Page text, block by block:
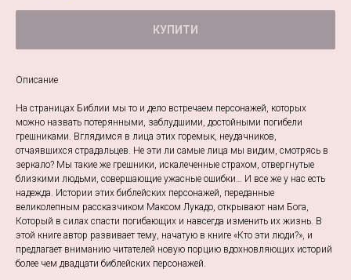
КУПИТИ
Описание
На страницах Библии мы то и дело встречаем персонажей, которых
можно назвать потерянными, заблудшими, достойными погибели
грешниками. Вглядимся в лица этих горемык, неудачников,
отчаявшихся страдальцев. Не эти ли самые лица мы видим, смотрясь в
зеркало? Мы такие же грешники, искалеченные страхом, отвергнутые
близкими людьми, совершающие ужасные ошибки… И все же у нас есть
надежда. Истории этих библейских персонажей, переданные
великолепным рассказчиком Максом Лукадо, открывают нам Бога,
Который в силах спасти погибающих и навсегда изменить их жизнь. В
этой книге автор развивает тему, начатую в книге «Кто эти люди?», и
предлагает вниманию читателей новую порцию вдохновляющих историй
более чем двадцати библейских персонажей.